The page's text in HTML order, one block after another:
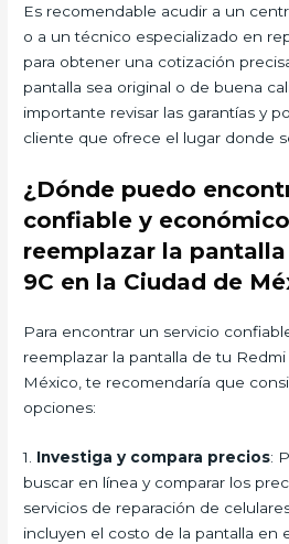
Es recomendable acudir a un
o a un técnico especializado en
para obtener una cotización
pantalla sea original o de buena
importante revisar las garantías y
cliente que ofrece el lugar donde
¿Dónde puedo
confiable y
reemplazar la
9C en la Ciudad de
Para encontrar un servicio
reemplazar la pantalla de tu
México, te recomendaría que
opciones:
1. Investiga y compara precios:
buscar en línea y comparar los
servicios de reparación de
incluyen el costo de la pantalla en